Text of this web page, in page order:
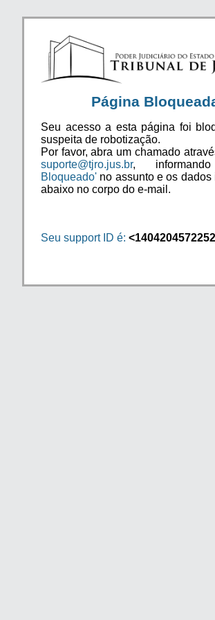
Página
Seu acesso a esta página foi
suspeita de robotização.
Por favor, abra um chamado
suporte@tjro.jus.br,
Bloqueado' no assunto e os dados
abaixo no corpo do e-mail.
Seu support ID é: